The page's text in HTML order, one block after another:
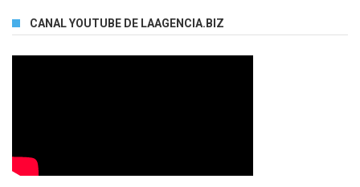
CANAL YOUTUBE DE LAAGENCIA.BIZ